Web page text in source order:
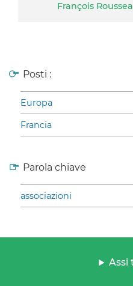
François
Posti :
Europa
Francia
Parola chiave
associazioni
Assi